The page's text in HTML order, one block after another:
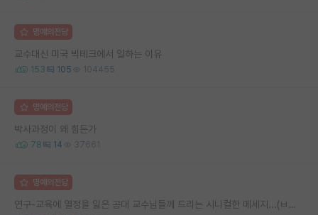
명예의전당
교수대신 미국 빅테크에서 일하는 이유
153 105 104455
명예의전당
박사과정이 왜 힘든가
78 14 37661
명예의전당
연구-교육에 열정을 잃은 공대 교수님들께 드리는 시니컬한 메세지...(ㅂㄷㅂㄷ)